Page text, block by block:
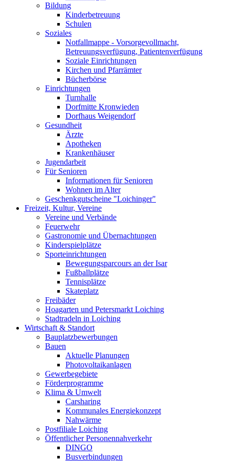
Bildung
Kinderbetreuung
Schulen
Soziales
Notfallmappe - Vorsorgevollmacht,
Betreuungsverfügung, Patientenverfügung
Soziale Einrichtungen
Kirchen und Pfarrämter
Bücherbörse
Einrichtungen
Turnhalle
Dorfmitte Kronwieden
Dorfhaus Weigendorf
Gesundheit
Ärzte
Apotheken
Krankenhäuser
Jugendarbeit
Für Senioren
Informationen für Senioren
Wohnen im Alter
Geschenkgutscheine "Loichinger"
Freizeit, Kultur, Vereine
Vereine und Verbände
Feuerwehr
Gastronomie und Übernachtungen
Kinderspielplätze
Sporteinrichtungen
Bewegungsparcours an der Isar
Fußballplätze
Tennisplätze
Skateplatz
Freibäder
Hoagarten und Petersmarkt Loiching
Stadtradeln in Loiching
Wirtschaft & Standort
Bauplatzbewerbungen
Bauen
Aktuelle Planungen
Photovoltaikanlagen
Gewerbegebiete
Förderprogramme
Klima & Umwelt
Carsharing
Kommunales Energiekonzept
Nahwärme
Postfiliale Loiching
Öffentlicher Personennahverkehr
DINGO
Busverbindungen